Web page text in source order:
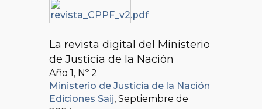
La revista digital del Ministerio
de Justicia de la Nación
Año 1, Nº 2
Ministerio de Justicia de la Nación
Ediciones Saij, Septiembre de